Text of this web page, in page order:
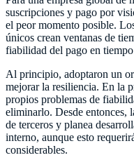
suscripciones y pago por
el peor momento posible.
únicos crean ventanas de
fiabilidad del pago en
Al principio, adoptaron un
mejorar la resiliencia. En la
propios problemas de
eliminarlo. Desde entonces,
de terceros y planea
interno, aunque esto
considerables.